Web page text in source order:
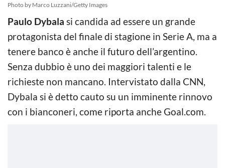
Photo by Marco Luzzani/Getty Images
Paulo Dybala si candida ad essere un grande
protagonista del finale di stagione in Serie A, ma a
tenere banco è anche il futuro dell’argentino.
Senza dubbio è uno dei maggiori talenti e le
richieste non mancano. Intervistato dalla CNN,
Dybala si è detto cauto su un imminente rinnovo
con i bianconeri, come riporta anche Goal.com.